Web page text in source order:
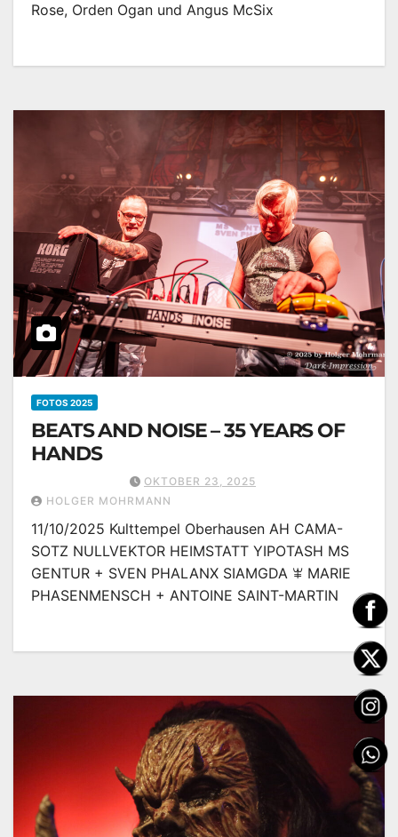
Rose, Orden Ogan und Angus McSix
FOTOS 2025
BEATS AND NOISE – 35 YEARS OF
HANDS
OKTOBER 23, 2025
HOLGER MOHRMANN
11/10/2025 Kulttempel Oberhausen AH CAMA-
SOTZ NULLVEKTOR HEIMSTATT YIPOTASH MS
GENTUR + SVEN PHALANX SIAMGDA ꕾ MARIE
PHASENMENSCH + ANTOINE SAINT-MARTIN